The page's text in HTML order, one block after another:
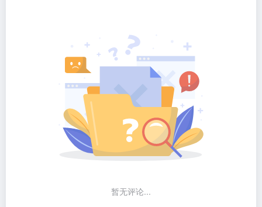
暂无评论...